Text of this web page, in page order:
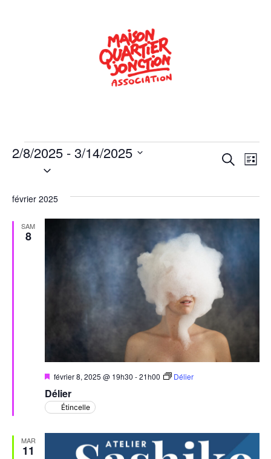
de
vues
Recherche
Liste
2/8/2025 - 3/14/2025
Sélectionnez
février 2025
SAM
8
Délier
Mis
avant
février 8, 2025 @ 19h30 -21h00 Délier
Étincelle
MAR
11